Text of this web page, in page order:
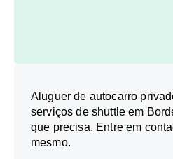
Aluguer de autocarro
serviços de shuttle em
que precisa. Entre em
mesmo.